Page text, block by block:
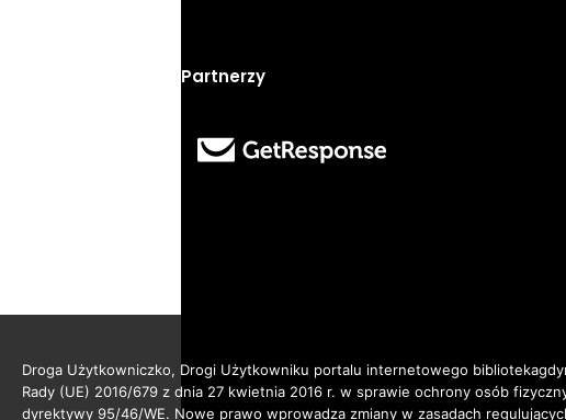
Partnerzy
Droga Użytkowniczko, Drogi Użytkowniku portalu internetowego
Rady (UE) 2016/679 z dnia 27 kwietnia 2016 r. w sprawie ochrony osób
dyrektywy 95/46/WE. Nowe prawo wprowadza zmiany w zasadach